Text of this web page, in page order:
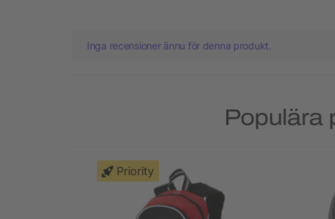
Inga recensioner ännu för denna produkt.
Populära
Priority